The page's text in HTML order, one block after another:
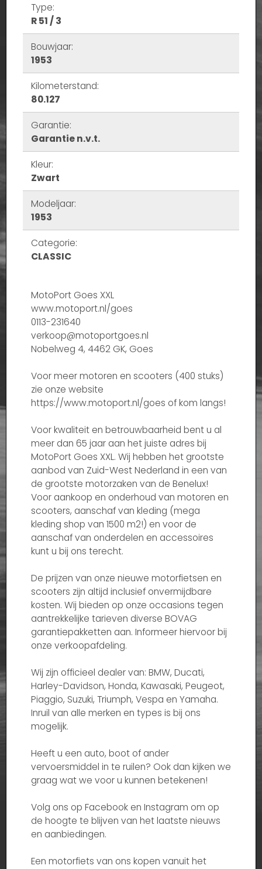
Type:
R 51 / 3
Bouwjaar:
1953
Kilometerstand:
80.127
Garantie:
Garantie n.v.t.
Kleur:
Zwart
Modeljaar:
1953
Categorie:
CLASSIC
MotoPort Goes XXL
www.motoport.nl/goes
0113-231640
verkoop@motoportgoes.nl
Nobelweg 4, 4462 GK, Goes
Voor meer motoren en scooters (400 stuks)
zie onze website
https://www.motoport.nl/goes of kom langs!
Voor kwaliteit en betrouwbaarheid bent u al
meer dan 65 jaar aan het juiste adres bij
MotoPort Goes XXL. Wij hebben het grootste
aanbod van Zuid-West Nederland in een van
de grootste motorzaken van de Benelux!
Voor aankoop en onderhoud van motoren en
scooters, aanschaf van kleding (mega
kleding shop van 1500 m2!) en voor de
aanschaf van onderdelen en accessoires
kunt u bij ons terecht.
De prijzen van onze nieuwe motorfietsen en
scooters zijn altijd inclusief onvermijdbare
kosten. Wij bieden op onze occasions tegen
aantrekkelijke tarieven diverse BOVAG
garantiepakketten aan. Informeer hiervoor bij
onze verkoopafdeling.
Wij zijn officieel dealer van: BMW, Ducati,
Harley-Davidson, Honda, Kawasaki, Peugeot,
Piaggio, Suzuki, Triumph, Vespa en Yamaha.
Inruil van alle merken en types is bij ons
mogelijk.
Heeft u een auto, boot of ander
vervoersmiddel in te ruilen? Ook dan kijken we
graag wat we voor u kunnen betekenen!
Volg ons op Facebook en Instagram om op
de hoogte te blijven van het laatste nieuws
en aanbiedingen.
Een motorfiets van ons kopen vanuit het